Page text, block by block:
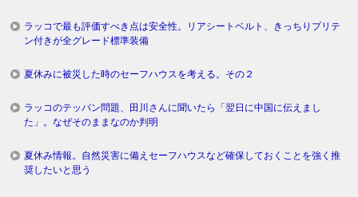
ラッコで最も評価すべき点は安全性。リアシートベルト、きっちりプリテ
ン付きが全グレード標準装備
夏休みに被災した時のセーフハウスを考える。その２
ラッコのテッパン問題、田川さんに聞いたら「翌日に中国に伝えまし
た」。なぜそのままなのか判明
夏休み情報。自然災害に備えセーフハウスなど確保しておくことを強く推
奨したいと思う